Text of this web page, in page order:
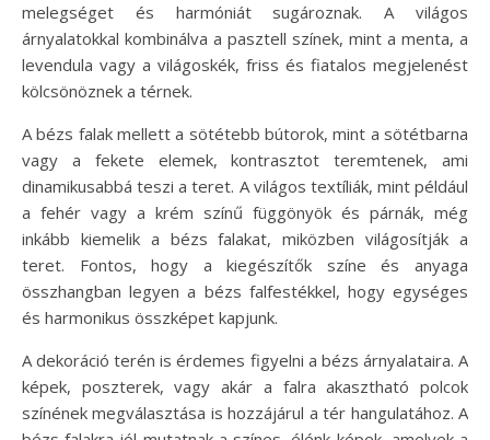
melegséget és harmóniát sugároznak. A világos
árnyalatokkal kombinálva a pasztell színek, mint a menta, a
levendula vagy a világoskék, friss és fiatalos megjelenést
kölcsönöznek a térnek.
A bézs falak mellett a sötétebb bútorok, mint a sötétbarna
vagy a fekete elemek, kontrasztot teremtenek, ami
dinamikusabbá teszi a teret. A világos textíliák, mint például
a fehér vagy a krém színű függönyök és párnák, még
inkább kiemelik a bézs falakat, miközben világosítják a
teret. Fontos, hogy a kiegészítők színe és anyaga
összhangban legyen a bézs falfestékkel, hogy egységes
és harmonikus összképet kapjunk.
A dekoráció terén is érdemes figyelni a bézs árnyalataira. A
képek, poszterek, vagy akár a falra akasztható polcok
színének megválasztása is hozzájárul a tér hangulatához. A